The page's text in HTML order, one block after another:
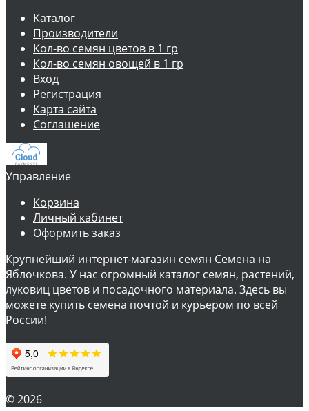
Каталог
Производители
Кол-во семян цветов в 1 гр
Кол-во семян овощей в 1 гр
Вход
Регистрация
Карта сайта
Соглашение
Управление
Корзина
Личный кабинет
Оформить заказ
Крупнейший интернет-магазин семян Семена на
Яблочкова. У нас огромный каталог семян, растений,
луковиц цветов и посадочного материала. Здесь вы
можете купить семена почтой и курьером по всей
России!
© 2026